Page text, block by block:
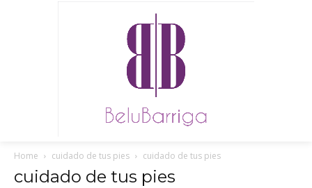
Home cuidado de tus pies cuidado de tus pies
cuidado de tus pies